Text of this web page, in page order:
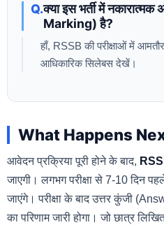
क्या इस भर्ती में
Marking) है?
हाँ, RSSB की परीक्षाओं में
आधिकारिक सिलेबस देखें।
What Happens
आवेदन प्रक्रिया पूरी होने के बाद,
जाएगी। लगभग परीक्षा से 7-10 दिन
जाएंगे। परीक्षा के बाद उत्तर कुंजी
का परिणाम जारी होगा। जो छात्र